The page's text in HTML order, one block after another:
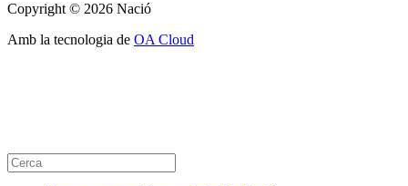
Copyright © 2026 Nació
Amb la tecnologia de OA Cloud